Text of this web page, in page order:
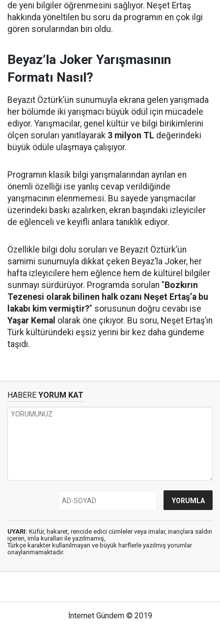
de yeni bilgiler öğrenmesini sağlıyor. Neşet Ertaş
hakkında yöneltilen bu soru da programın en çok ilgi
gören sorularından biri oldu.
Beyaz’la Joker Yarışmasının
Formatı Nasıl?
Beyazıt Öztürk’ün sunumuyla ekrana gelen yarışmada
her bölümde iki yarışmacı büyük ödül için mücadele
ediyor. Yarışmacılar, genel kültür ve bilgi birikimlerini
ölçen soruları yanıtlayarak 3 milyon TL değerindeki
büyük ödüle ulaşmaya çalışıyor.
Programın klasik bilgi yarışmalarından ayrılan en
önemli özelliği ise yanlış cevap verildiğinde
yarışmacının elenmemesi. Bu sayede yarışmacılar
üzerindeki baskı azalırken, ekran başındaki izleyiciler
de eğlenceli ve keyifli anlara tanıklık ediyor.
Özellikle bilgi dolu soruları ve Beyazıt Öztürk’ün
samimi sunumuyla dikkat çeken Beyaz’la Joker, her
hafta izleyicilere hem eğlence hem de kültürel bilgiler
sunmayı sürdürüyor. Programda sorulan " Bozkırın
Tezenesi olarak bilinen halk ozanı Neşet Ertaş’a bu
lakabı kim vermiştir?" sorusunun doğru cevabı ise
Yaşar Kemal olarak öne çıkıyor. Bu soru, Neşet Ertaş’ın
Türk kültüründeki eşsiz yerini bir kez daha gündeme
taşıdı.
HABERE YORUM KAT
UYARI: Küfür, hakaret, rencide edici cümleler veya imalar, inançlara saldırı
içeren, imla kuralları ile yazılmamış,
Türkçe karakter kullanılmayan ve büyük harflerle yazılmış yorumlar
onaylanmamaktadır.
İnternet Gündem © 2019